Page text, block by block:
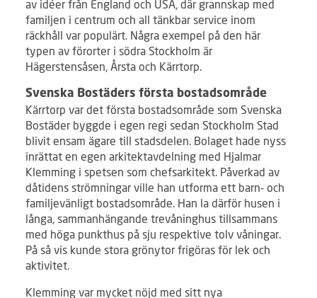
av idéer från England och USA, där grannskap med
familjen i centrum och all tänkbar service inom
räckhåll var populärt. Några exempel på den här
typen av förorter i södra Stockholm är
Hägerstensåsen, Årsta och Kärrtorp.
Svenska Bostäders första bostadsområde
Kärrtorp var det första bostadsområde som Svenska
Bostäder byggde i egen regi sedan Stockholm Stad
blivit ensam ägare till stadsdelen. Bolaget hade nyss
inrättat en egen arkitektavdelning med Hjalmar
Klemming i spetsen som chefsarkitekt. Påverkad av
dåtidens strömningar ville han utforma ett barn- och
familjevänligt bostadsområde. Han la därför husen i
långa, sammanhängande trevåninghus tillsammans
med höga punkthus på sju respektive tolv våningar.
På så vis kunde stora grönytor frigöras för lek och
aktivitet.
Klemming var mycket nöjd med sitt nya